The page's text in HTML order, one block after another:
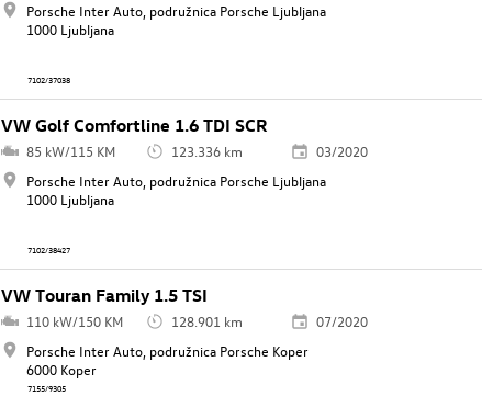
Porsche Inter Auto, podružnica Porsche Ljubljana
1000 Ljubljana
7102/37038
VW Golf Comfortline 1.6 TDI SCR
85 kW/115 KM 123.336 km
03/2020
Porsche Inter Auto, podružnica Porsche Ljubljana
1000 Ljubljana
7102/38427
VW Touran Family 1.5 TSI
110 kW/150 KM 128.901 km
07/2020
Porsche Inter Auto, podružnica Porsche Koper
6000 Koper
7155/9305